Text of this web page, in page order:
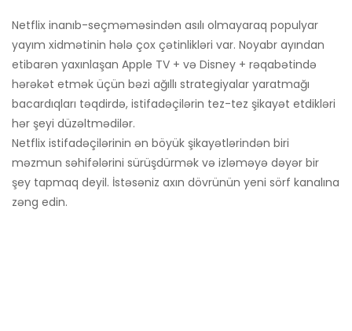
Netflix inanıb-seçməməsindən asılı olmayaraq populyar
yayım xidmətinin hələ çox çətinlikləri var. Noyabr ayından
etibarən yaxınlaşan Apple TV + və Disney + rəqabətində
hərəkət etmək üçün bəzi ağıllı strategiyalar yaratmağı
bacardıqları təqdirdə, istifadəçilərin tez-tez şikayət etdikləri
hər şeyi düzəltmədilər.
Netflix istifadəçilərinin ən böyük şikayətlərindən biri
məzmun səhifələrini sürüşdürmək və izləməyə dəyər bir
şey tapmaq deyil. İstəsəniz axın dövrünün yeni sörf kanalına
zəng edin.